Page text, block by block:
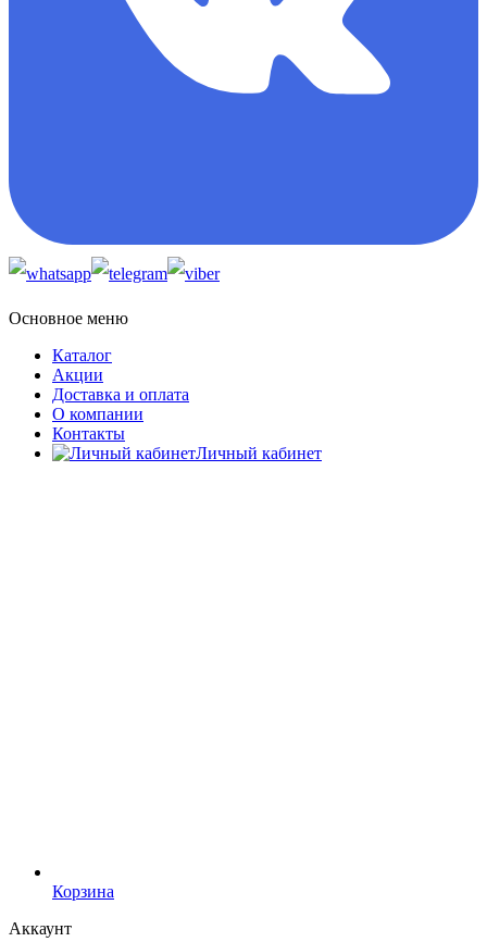
Основное меню
Каталог
Акции
Доставка и оплата
О компании
Контакты
Личный кабинет
Корзина
Аккаунт